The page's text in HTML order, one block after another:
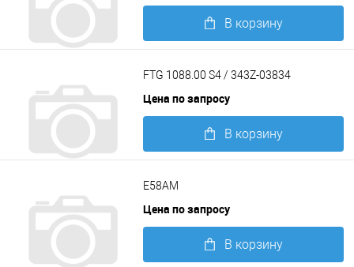
В корзину
FTG 1088.00 S4 / 343Z-03834
Цена по запросу
В корзину
E58AM
Цена по запросу
В корзину